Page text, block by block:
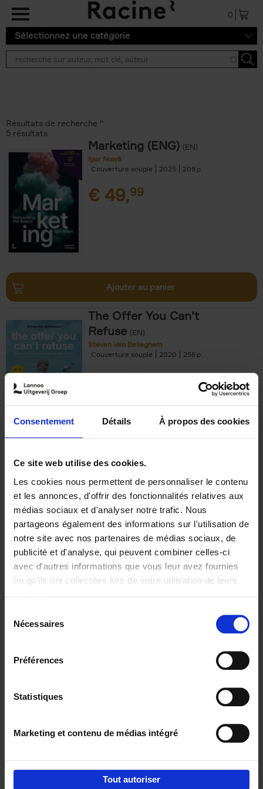
Consentement Détails À propos des cookies
Ce site web utilise des cookies.
Les cookies nous permettent de personnaliser le contenu
et les annonces, d'offrir des fonctionnalités relatives aux
médias sociaux et d'analyser notre trafic. Nous
partageons également des informations sur l'utilisation de
notre site avec nos partenaires de médias sociaux, de
publicité et d'analyse, qui peuvent combiner celles-ci
avec d'autres informations que vous leur avez fournies
ou qu'ils ont collectées lors de votre utilisation de leurs
Nécessaires
Préférences
Statistiques
Marketing et contenu de médias intégré
Tout autoriser
Aller au contenu principal
0
Sélectionnez une catégorie
Résultats de recherche ''
5 résultats
Marketing (ENG) (EN)
Igor Nowé
Couverture souple
2025 208
€ 49,99
Ajouter au panier
The Offer You Can't
Refuse (EN)
Steven Van Belleghem
Couverture souple
2020 256
€37,50
Building Bonds = Building
Business
Jochen Roef Jozefien De Feyter
Carolien Boom
Couverture souple
2025 200
€29,99
Digital marketing like a PRO -
completely revised edition (EN)